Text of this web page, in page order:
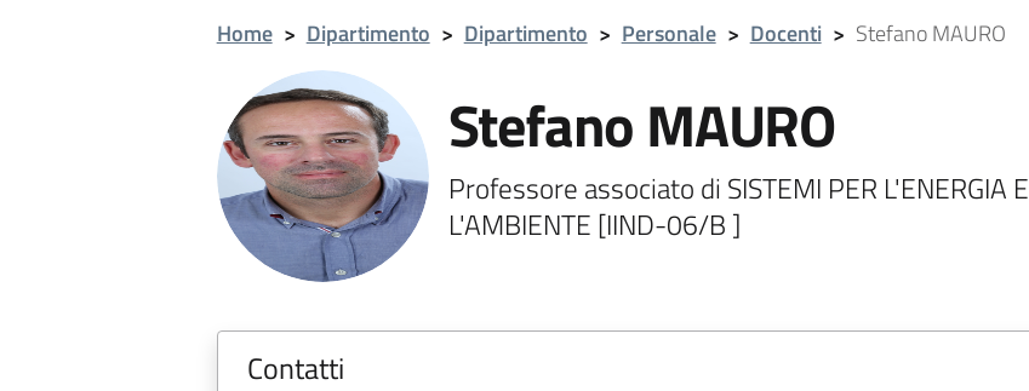
Home > Dipartimento > Dipartimento > Personale > Docenti > Stefano MAURO
Stefano MAURO
Professore associato di SISTEMI PER L'ENERGIA E
L'AMBIENTE [IIND-06/B ]
Contatti